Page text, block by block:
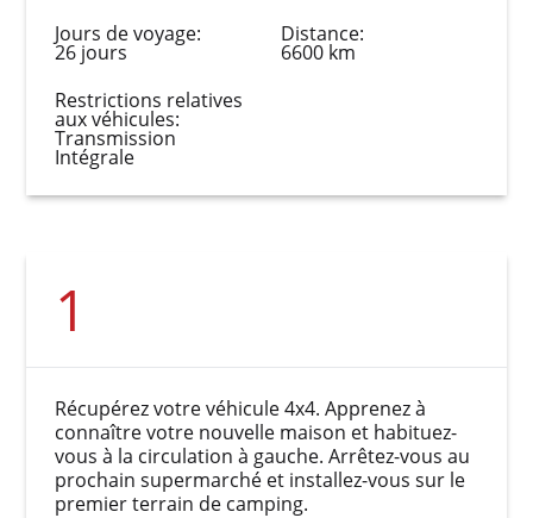
Jours de voyage:
26 jours
Distance:
6600 km
Restrictions relatives
aux véhicules:
Transmission
Intégrale
1
Récupérez votre véhicule 4x4. Apprenez à
connaître votre nouvelle maison et habituez-
vous à la circulation à gauche. Arrêtez-vous au
prochain supermarché et installez-vous sur le
premier terrain de camping.